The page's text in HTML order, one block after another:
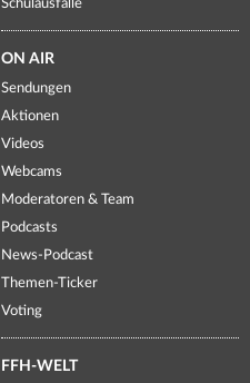
Schulausfälle
ON AIR
Sendungen
Aktionen
Videos
Webcams
Moderatoren & Team
Podcasts
News-Podcast
Themen-Ticker
Voting
FFH-WELT